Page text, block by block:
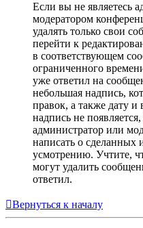
Если вы не являетесь
модератором
удалять только свои
перейти к
в соответствующем
ограниченного
уже ответил на
небольшая надпись,
правок, а также дату и
надпись не
администратор или
написать о сделанных
усмотрению. Учтите,
могут удалить
ответил.
Вернуться к началу